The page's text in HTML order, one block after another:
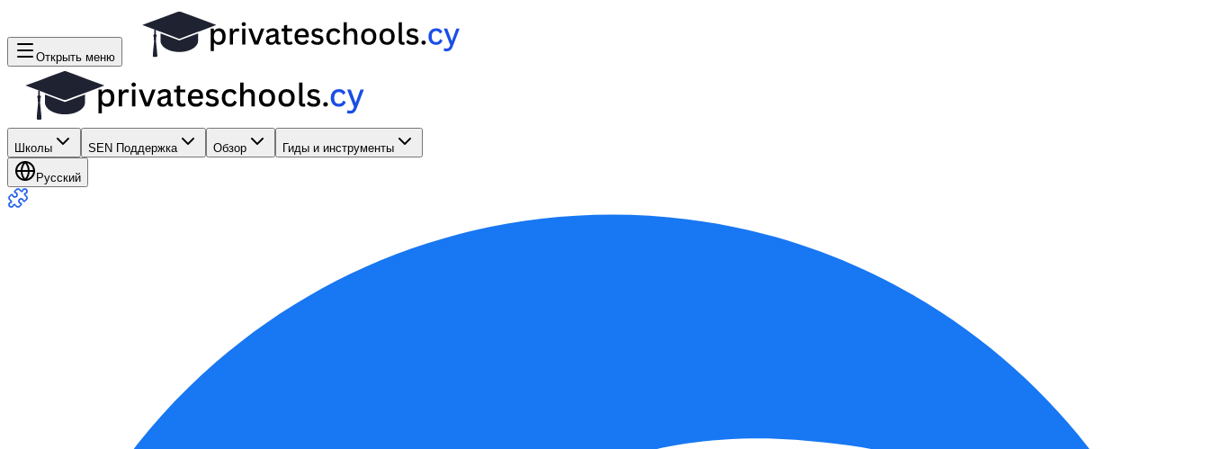
Открыть меню
Школы SEN Поддержка Обзор Гиды и инструменты
Русский